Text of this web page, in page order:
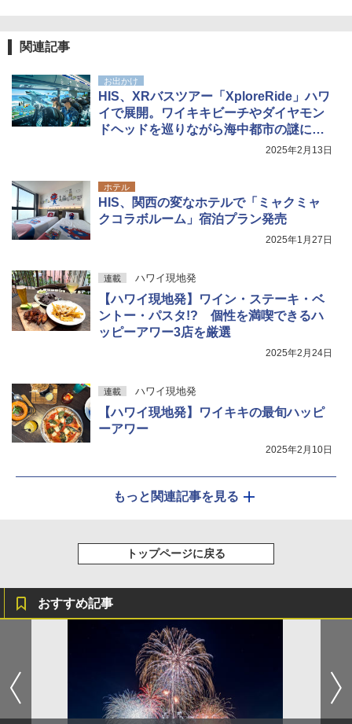
関連記事
お出かけ
HIS、XRバスツアー「XploreRide」ハワ
イで展開。ワイキキビーチやダイヤモン
ドヘッドを巡りながら海中都市の謎に迫
2025年2月13日
ホテル
HIS、関西の変なホテルで「ミャクミャ
クコラボルーム」宿泊プラン発売
2025年1月27日
連載 ハワイ現地発
【ハワイ現地発】ワイン・ステーキ・ベ
ントー・パスタ!? 個性を満喫できるハ
ッピーアワー3店を厳選
2025年2月24日
連載 ハワイ現地発
【ハワイ現地発】ワイキキの最旬ハッピ
ーアワー
2025年2月10日
もっと関連記事を見る
トップページに戻る
おすすめ記事